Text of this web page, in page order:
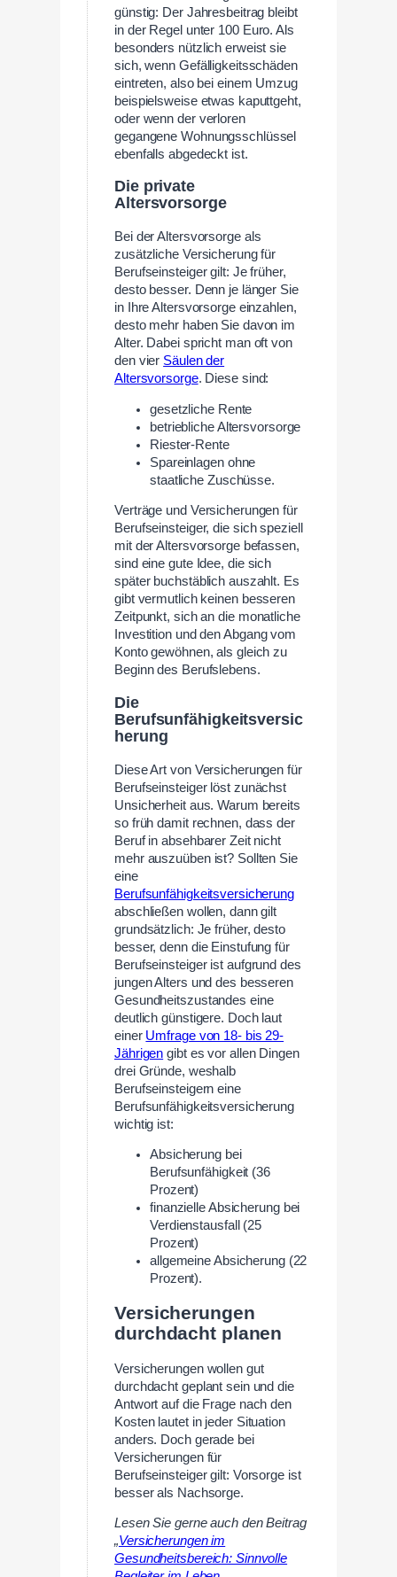
günstig: Der Jahresbeitrag bleibt
in der Regel unter 100 Euro. Als
besonders nützlich erweist sie
sich, wenn Gefälligkeitsschäden
eintreten, also bei einem Umzug
beispielsweise etwas kaputtgeht,
oder wenn der verloren
gegangene Wohnungsschlüssel
ebenfalls abgedeckt ist.
Die private
Altersvorsorge
Bei der Altersvorsorge als
zusätzliche Versicherung für
Berufseinsteiger gilt: Je früher,
desto besser. Denn je länger Sie
in Ihre Altersvorsorge einzahlen,
desto mehr haben Sie davon im
Alter. Dabei spricht man oft von
den vier Säulen der
Altersvorsorge. Diese sind:
gesetzliche Rente
betriebliche Altersvorsorge
Riester-Rente
Spareinlagen ohne
staatliche Zuschüsse.
Verträge und Versicherungen für
Berufseinsteiger, die sich speziell
mit der Altersvorsorge befassen,
sind eine gute Idee, die sich
später buchstäblich auszahlt. Es
gibt vermutlich keinen besseren
Zeitpunkt, sich an die monatliche
Investition und den Abgang vom
Konto gewöhnen, als gleich zu
Beginn des Berufslebens.
Die
Berufsunfähigkeitsversic
herung
Diese Art von Versicherungen für
Berufseinsteiger löst zunächst
Unsicherheit aus. Warum bereits
so früh damit rechnen, dass der
Beruf in absehbarer Zeit nicht
mehr auszuüben ist? Sollten Sie
eine
Berufsunfähigkeitsversicherung
abschließen wollen, dann gilt
grundsätzlich: Je früher, desto
besser, denn die Einstufung für
Berufseinsteiger ist aufgrund des
jungen Alters und des besseren
Gesundheitszustandes eine
deutlich günstigere. Doch laut
einer Umfrage von 18- bis 29-
Jährigen gibt es vor allen Dingen
drei Gründe, weshalb
Berufseinsteigern eine
Berufsunfähigkeitsversicherung
wichtig ist:
Absicherung bei
Berufsunfähigkeit (36
Prozent)
finanzielle Absicherung bei
Verdienstausfall (25
Prozent)
allgemeine Absicherung (22
Prozent).
Versicherungen
durchdacht planen
Versicherungen wollen gut
durchdacht geplant sein und die
Antwort auf die Frage nach den
Kosten lautet in jeder Situation
anders. Doch gerade bei
Versicherungen für
Berufseinsteiger gilt: Vorsorge ist
besser als Nachsorge.
Lesen Sie gerne auch den Beitrag
„Versicherungen im
Gesundheitsbereich: Sinnvolle